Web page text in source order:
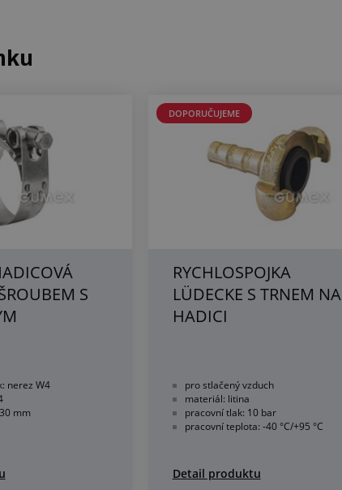
S
nerez W4
mm
DOPORUČUJEME
RYCHLOSPOJKA
LÜDECKE S TRNEM NA
HADICI
pro stlačený vzduch
materiál: litina
pracovní tlak: 10 bar
pracovní teplota: -40 °C/+95 °C
Detail produktu